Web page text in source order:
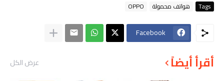
Tags هواتف محمولة OPPO
Facebook
أقرأ أيضاً عرض الكل